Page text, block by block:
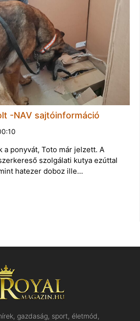
-NAV sajtóinformáció
a ponyvát, Toto már jelzett. A
szolgálati kutya ezúttal
hatezer doboz ille…
gazdaság, sport, életmód,